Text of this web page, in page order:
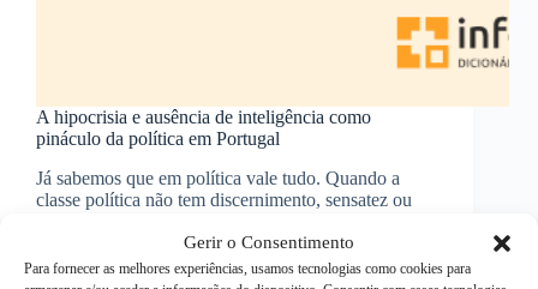
Gerir o Consentimento
Para fornecer as melhores experiências, usamos tecnologias como cookies para
A hipocrisia e ausência de inteligência como
pináculo da política em Portugal
Já sabemos que em política vale tudo. Quando a
classe política não tem discernimento, sensatez ou
de promessas. Esta semana, os deputados do Partido
Socialista pelo Alentejo (Luís Dias deputado